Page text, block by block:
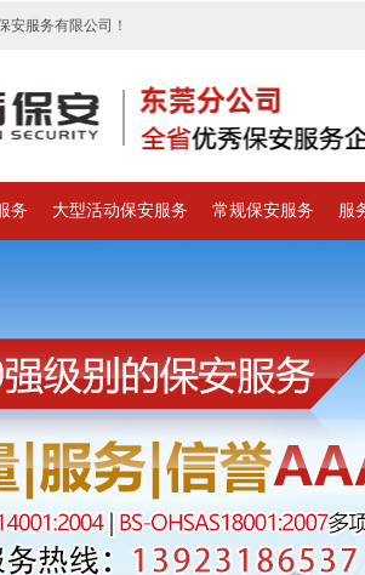
安服务有限公司！
务 大型活动保安服务 常规保安服务 服